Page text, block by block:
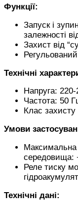
Функції:
Запуск і
залежності
Захист від
Технічні
Напруга:
Частота: 50
Клас захисту
Умови
Максимальна
середовища:
Реле тиску
Технічні дані: